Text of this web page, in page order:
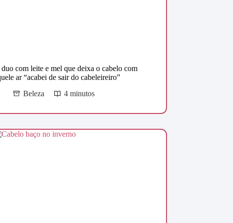
com leite e mel que deixa o cabelo com
ar “acabei de sair do cabeleireiro”
Beleza
4 minutos